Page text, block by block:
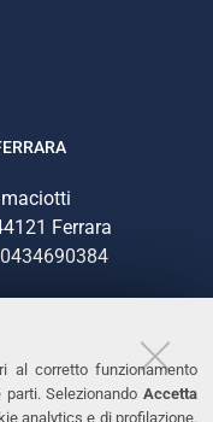
al corretto funzionamento
Selezionando Accetta
analytics e di profilazione.
Ferrara